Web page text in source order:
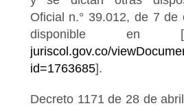
Oficial n.° 39.012, de 7 de
disponible en [
juriscol.gov.co/
id=1763685].
Decreto 1171 de 28 de